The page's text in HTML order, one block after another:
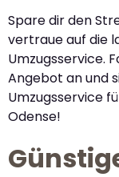
Spare dir den
vertraue auf die
Umzugsservice.
Angebot an und
Umzugsservice
Odense!